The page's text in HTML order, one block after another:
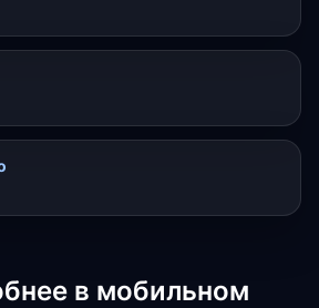
в мобильном